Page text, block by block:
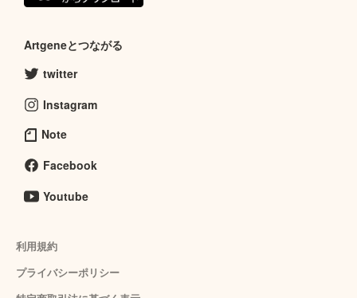
Artgeneとつながる
twitter
Instagram
Note
Facebook
Youtube
利用規約
プライバシーポリシー